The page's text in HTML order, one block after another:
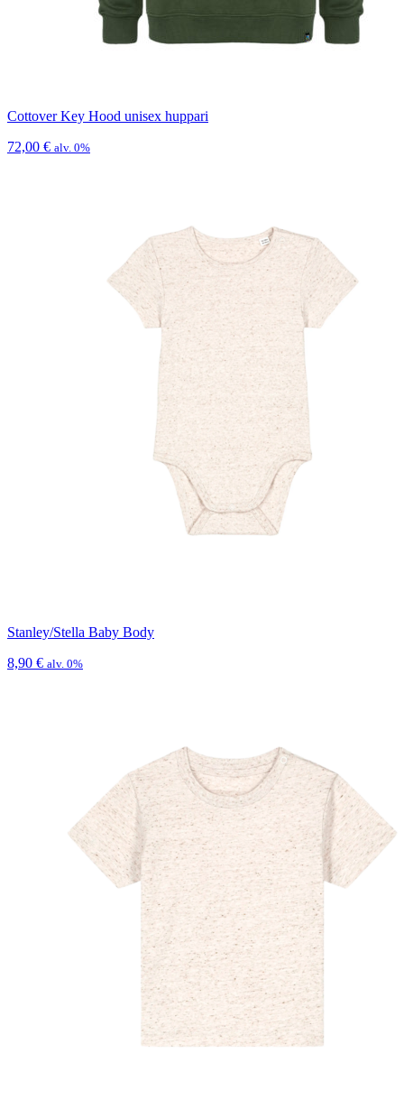
Cottover Key Hood unisex huppari
72,00 € alv. 0%
Stanley/Stella Baby Body
8,90 € alv. 0%